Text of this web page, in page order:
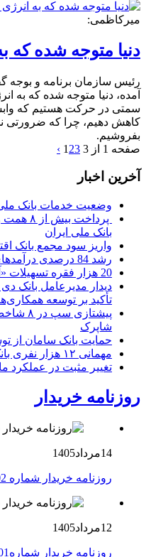
میرکاظمی:
دنیا متوجه شده که
رئیس سازمان برنامه و بوجه
آمده، دنیا متوجه شده که به
سمتی در حرکت هستیم که
کاهش دهیم، چرا که ضرورتی
بفروشیم.
صفحه 1 از 3
1 23
›
آخرین اخبار
وضعیت خدمات بانک ملی
پرداخت
بانک ملی ایران
واریز سود مجمع بانک
رشد 84 درصدی درآمدهای بانک اقتصادنوین
20 هزار فقره تسهیلات «آساوام» اقتصادنوین پرداخت شد
دیدار مدیرعامل بانک
تأکید بر توسعه
شاپرک
حمایت بانک سامان از
مهمانی ۱۲ هزار نفری بانک صادرات ایران
تغییر مثبت در عملکرد
روزنامه خریدار
14مرداد1405
روزنامه خریدار شماره 2202
12مرداد1405
روزنامه خریدار شماره2201